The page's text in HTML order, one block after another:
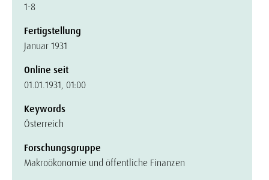
1-8
Fertigstellung
Januar 1931
Online seit
01.01.1931, 01:00
Keywords
Österreich
Forschungsgruppe
Makroökonomie und öffentliche Finanzen